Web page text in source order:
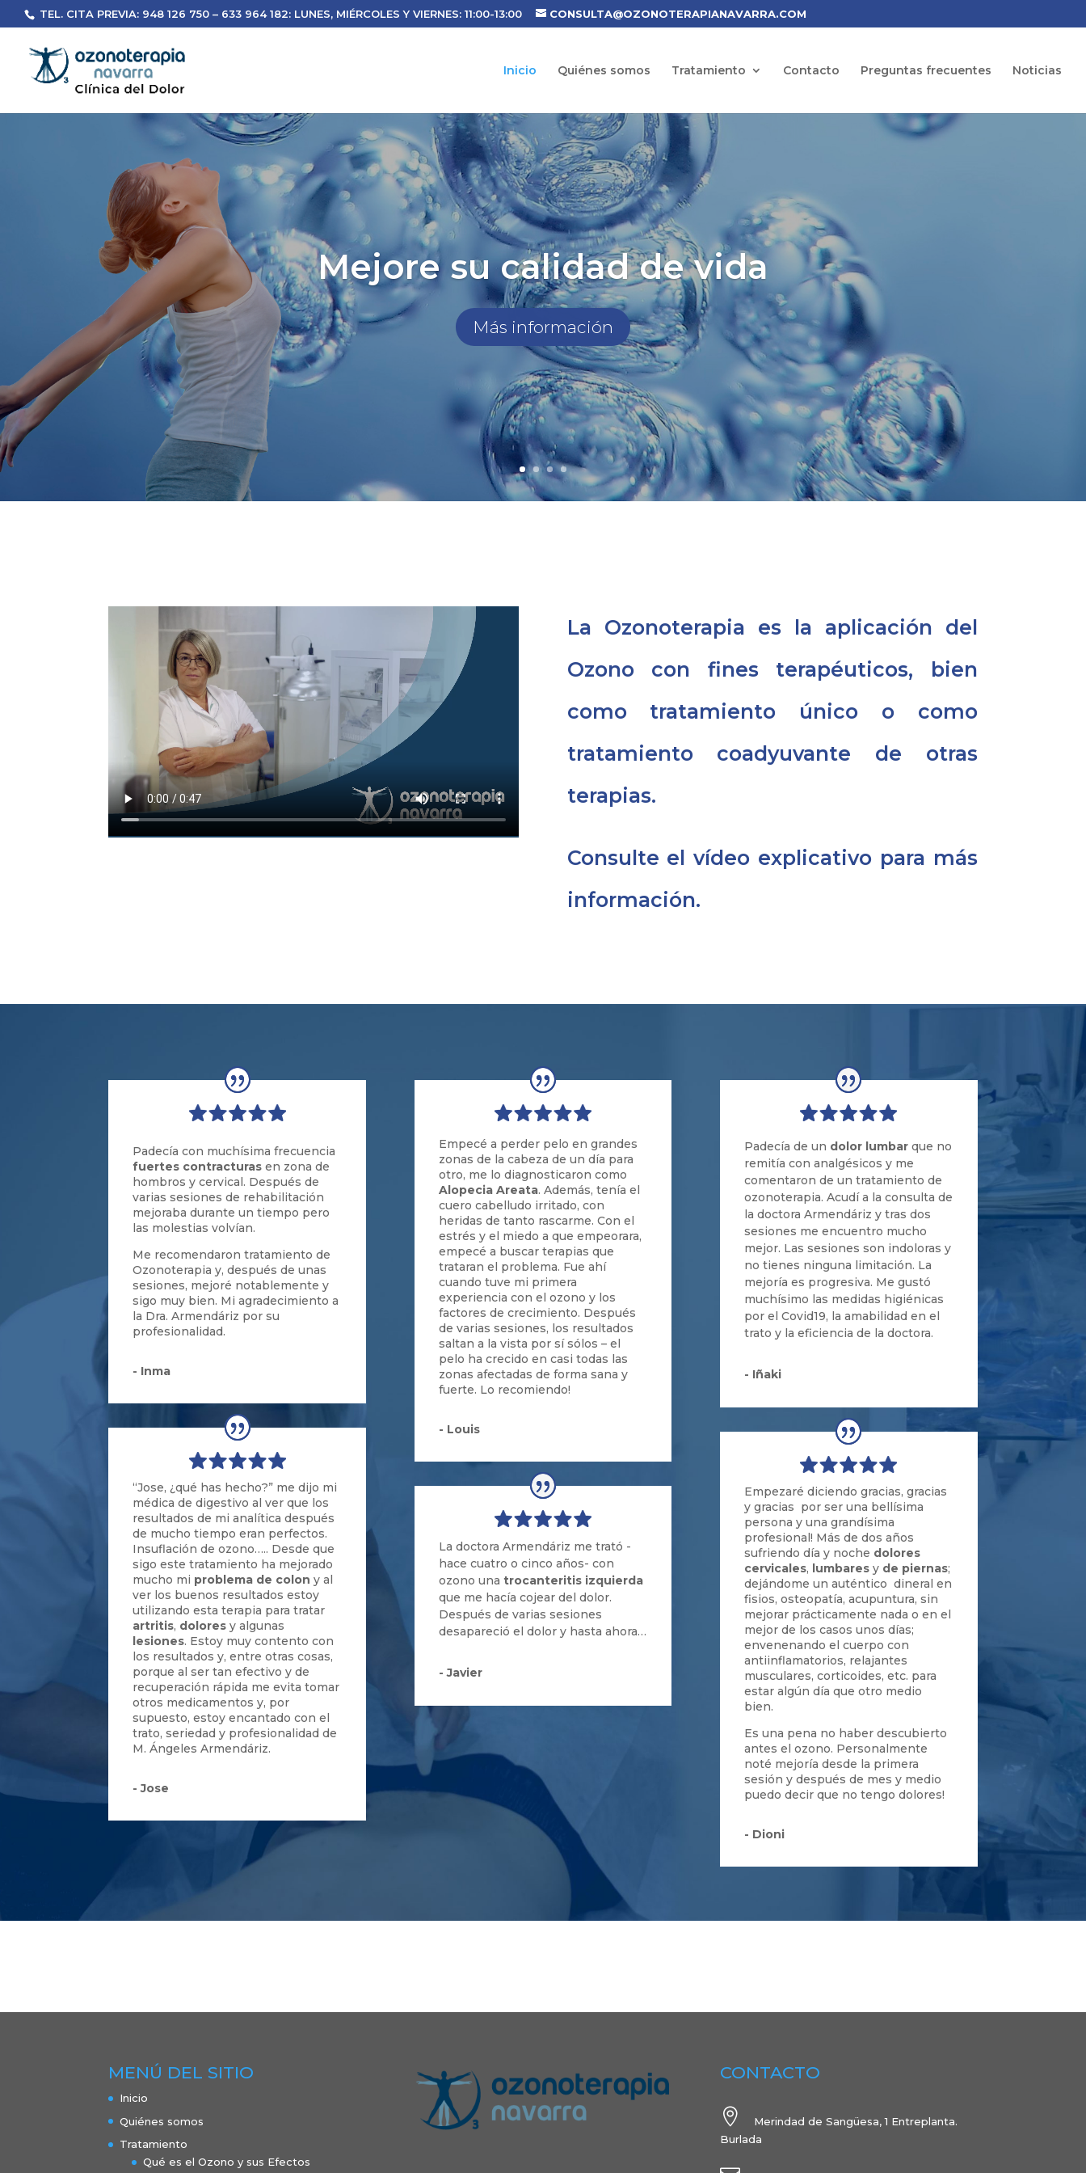
TEL. CITA PREVIA: 948 126 750 – 633 964 182: LUNES, MIÉRCOLES Y VIERNES: 11:00-13:00 CONSULTA@OZONOTERAPIANAVARRA.COM
Inicio Quiénes somos Tratamiento Contacto Preguntas frecuentes Noticias
Mejore su calidad de vida
Más información
La Ozonoterapia es la aplicación del
Ozono con fines terapéuticos, bien
como tratamiento único o como
tratamiento coadyuvante de otras
terapias.
Consulte el vídeo explicativo para más
información.
Padecía con muchísima frecuencia
fuertes contracturas en zona de
hombros y cervical . Después de
varias sesiones de rehabilitación
mejoraba durante un tiempo pero
las molestias volvían.
Me recomendaron tratamiento de
Ozonoterapia y, después de unas
sesiones, mejoré notablemente y
sigo muy bien. Mi agradecimiento a
la Dra. Armendáriz por su
profesionalidad.
- Inma
“Jose,¿qué has hecho?” me dijo mi
médica de digestivo al ver que los
resultados de mi analítica después
de mucho tiempo eran perfectos.
Insuflación de ozono….. Desde que
sigo este tratamiento ha mejorado
mucho mi problema de colon y al
ver los buenos resultados estoy
utilizando esta terapia para tratar
artritis, dolores y algunas
lesiones. Estoy muy contento con
los resultados y, entre otras cosas,
porque al ser tan efectivo y de
recuperación rápida me evita tomar
otros medicamentos y, por
supuesto, estoy encantado con el
trato, seriedad y profesionalidad de
M. Ángeles Armendáriz.
- Jose
Empecé a perder pelo en grandes
zonas de la cabeza de un día para
otro, me lo diagnosticaron como
Alopecia Areata. Además, tenía el
cuero cabelludo irritado, con
heridas de tanto rascarme. Con el
estrés y el miedo a que empeorara,
empecé a buscar terapias que
trataran el problema. Fue ahí
cuando tuve mi primera
experiencia con el ozono y los
factores de crecimiento. Después
de varias sesiones, los resultados
saltan a la vista por sí sólos – el
pelo ha crecido en casi todas las
zonas afectadas de forma sana y
fuerte. Lo recomiendo!
- Louis
La doctora Armendáriz me trató -
hace cuatro o cinco años- con
ozono una trocanteritis izquierda
que me hacía cojear del dolor.
Después de varias sesiones
desapareció el dolor y hasta ahora…
- Javier
Padecía de un dolor lumbarque no
remitía con analgésicos y me
comentaron de un tratamiento de
ozonoterapia. Acudía la consulta de
la doctora Armendáriz y tras dos
sesiones me encuentro mucho
mejor. Las sesiones son indoloras y
no tienes ninguna limitación. La
mejoría es progresiva. Me gustó
muchísimo las medidas higiénicas
por el Covid19, la amabilidad en el
trato y la eficiencia de la doctora.
- Iñaki
Empezaré diciendo gracias, gracias
y gracias por ser una bellísima
persona y una grandísima
profesional! Más de dos años
sufriendo día y noche dolores
cervicales, lumbaresy de piernas;
dejándome un auténtico dineral en
fisios, osteopatía, acupuntura, sin
mejorar prácticamente nada o en el
mejor de los casos unos días;
envenenando el cuerpo con
antiinflamatorios, relajantes
musculares, corticoides, etc. para
estar algún día que otro medio
bien.
Es una pena no haber descubierto
antes el ozono. Personalmente
noté mejoría desde la primera
sesión y después de mes y medio
puedo decir que no tengo dolores!
- Dioni
MENÚ DEL SITIO
Inicio
Quiénes somos
Tratamiento
Qué es el Ozono y sus Efectos
CONTACTO

Merindad de Sangüesa, 1 Entreplanta.
Burlada